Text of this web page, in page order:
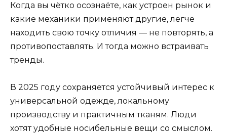
Когда вы чётко осознаёте, как устроен рынок и
какие механики применяют другие, легче
находить свою точку отличия — не повторять, а
противопоставлять. И тогда можно встраивать
тренды.
В 2025 году сохраняется устойчивый интерес к
универсальной одежде, локальному
производству и практичным тканям. Люди
хотят удобные носибельные вещи со смыслом.